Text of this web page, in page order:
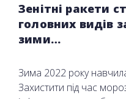
Зенітні ракети
головних видів
зими…
Зима 2022 року
Захистити під час